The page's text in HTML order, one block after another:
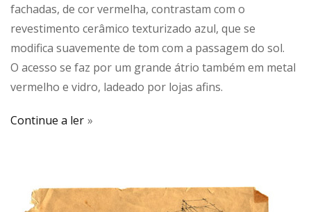
fachadas, de cor vermelha, contrastam com o
revestimento cerâmico texturizado azul, que se
modifica suavemente de tom com a passagem do sol.
O acesso se faz por um grande átrio também em metal
vermelho e vidro, ladeado por lojas afins.
Continue a ler